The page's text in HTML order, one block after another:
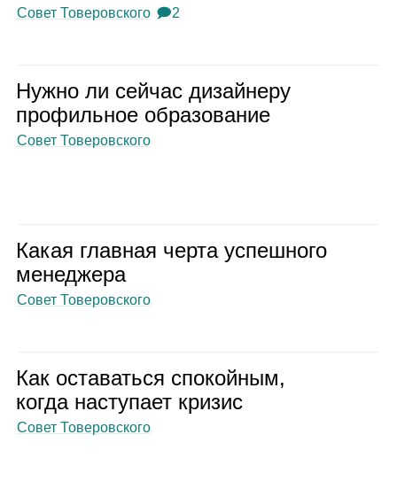
Совет Товеровского 🗩2
Нужно ли сей­час дизай­неру
про­филь­ное обра­зо­ва­ние
Совет Товеровского
Какая глав­ная черта успеш­ного
мене­джера
Совет Товеровского
Как оста­ваться спо­кой­ным,
когда насту­пает кри­зис
Совет Товеровского